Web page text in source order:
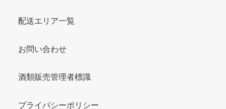
配送エリア一覧
お問い合わせ
酒類販売管理者標識
プライバシーポリシー